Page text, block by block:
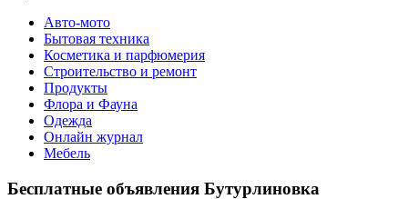
Авто-мото
Бытовая техника
Косметика и парфюмерия
Строительство и ремонт
Продукты
Флора и Фауна
Одежда
Онлайн журнал
Мебель
Бесплатные объявления Бутурлиновка